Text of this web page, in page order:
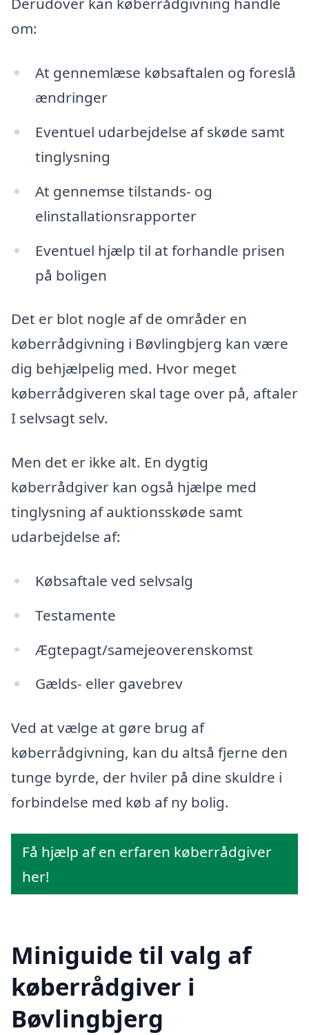
om:
At gennemlæse købsaftalen og foreslå
ændringer
Eventuel udarbejdelse af skøde samt
tinglysning
At gennemse tilstands- og
elinstallationsrapporter
Eventuel hjælp til at forhandle prisen
på boligen
Det er blot nogle af de områder en
køberrådgivning i Bøvlingbjerg kan være
dig behjælpelig med. Hvor meget
køberrådgiveren skal tage over på, aftaler
I selvsagt selv.
Men det er ikke alt. En dygtig
køberrådgiver kan også hjælpe med
tinglysning af auktionsskøde samt
udarbejdelse af:
Købsaftale ved selvsalg
Testamente
Ægtepagt/samejeoverenskomst
Gælds- eller gavebrev
Ved at vælge at gøre brug af
køberrådgivning, kan du altså fjerne den
tunge byrde, der hviler på dine skuldre i
forbindelse med køb af ny bolig.
Få hjælp af en erfaren køberrådgiver
her!
Miniguide til valg af
køberrådgiver i
Bøvlingbjerg